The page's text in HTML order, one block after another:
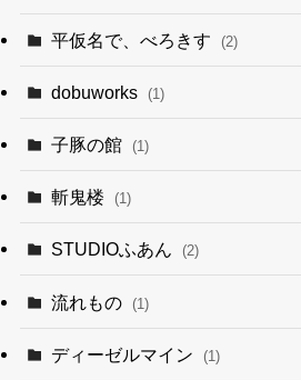
平仮名で、べろきす (2)
dobuworks (1)
子豚の館 (1)
斬鬼楼 (1)
STUDIOふあん (2)
流れもの (1)
ディーゼルマイン (1)